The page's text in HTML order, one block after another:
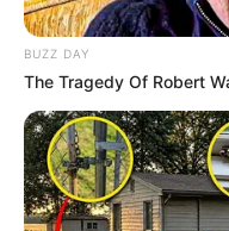
BUZZ DAY
The Tragedy Of Robert